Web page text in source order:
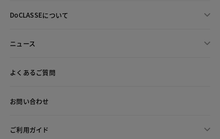
DoCLASSEについて
ニュース
よくあるご質問
お問い合わせ
ご利用ガイド